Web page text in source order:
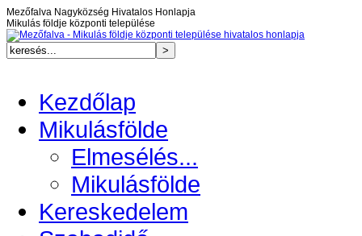
Mezőfalva Nagyközség Hivatalos Honlapja
Mikulás földje központi települése
Kezdőlap
Mikulásfölde
Elmesélés...
Mikulásfölde
Kereskedelem